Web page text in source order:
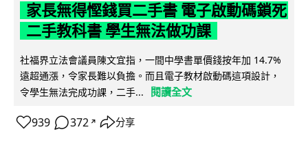
家長無得慳錢買二手書 電子啟動碼鎖死
二手教科書 學生無法做功課
社福界立法會議員陳文宜指，一間中學書單價錢按年加 14.7%
遠超通漲，令家長難以負擔。而且電子教材啟動碼這項設計，
令學生無法完成功課，二手...
閱讀全文
939 372 ↗ 分享